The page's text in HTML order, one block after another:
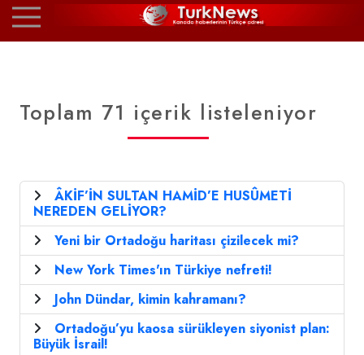
Toplam 71 içerik listeleniyor
ÂKİF’İN SULTAN HAMİD’E HUSÛMETİ
NEREDEN GELİYOR?
Yeni bir Ortadoğu haritası çizilecek mi?
New York Times'ın Türkiye nefreti!
John Dündar, kimin kahramanı?
Ortadoğu’yu kaosa sürükleyen siyonist plan:
Büyük İsrail!